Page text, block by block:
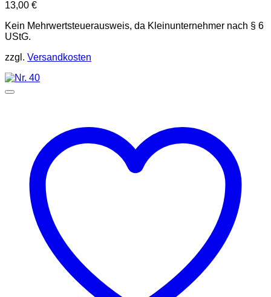
13,00 €
Kein Mehrwertsteuerausweis, da Kleinunternehmer nach § 6
UStG.
zzgl. Versandkosten